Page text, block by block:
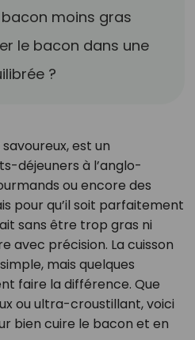
moins gras
le bacon dans une
?
est un
déjeuners à l’anglo-
ou encore des
pour qu’il soit parfaitement
sans être trop gras ni
avec précision. La cuisson
mais quelques
faire la différence. Que
ou ultra-croustillant, voici
bien cuire le bacon et en